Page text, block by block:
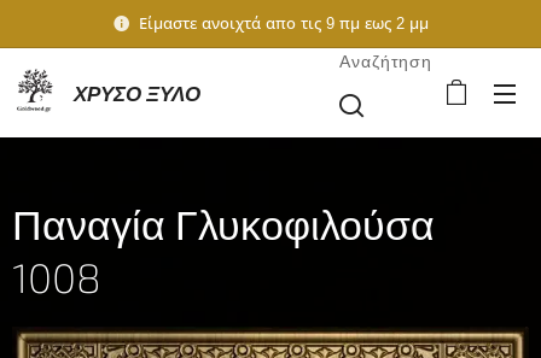
Είμαστε ανοιχτά απο τις 9 πμ εως 2 μμ
ΧΡΥΣΟ ΞΥΛΟ
Αναζήτηση
Παναγία Γλυκοφιλούσα
1008